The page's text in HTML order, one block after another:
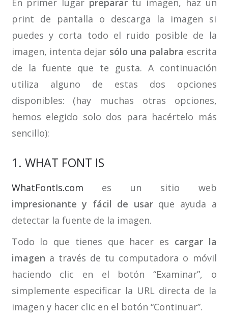
En primer lugar preparartu imagen, haz un
print de pantalla o descarga la imagen si
puedes y corta todo el ruido posible de la
imagen, intenta dejar sólo una palabra escrita
de la fuente que te gusta. A continuación
utiliza alguno de estas dos opciones
disponibles: (hay muchas otras opciones,
hemos elegido solo dos para hacértelo más
sencillo):
1. WHAT FONT IS
WhatFontIs.com es un sitio web
impresionante y fácil de usarque ayuda a
detectar la fuente de la imagen.
Todo lo que tienes que hacer es cargar la
imagen a través de tu computadora o móvil
haciendo clic en el botón “Examinar”, o
simplemente especificar la URL directa de la
imagen y hacer clic en el botón “Continuar”.